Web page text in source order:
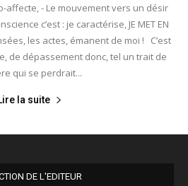
affecte, - Le mouvement vers un désir
c’est : je caractérise, JE MET EN
les actes, émanent de moi ! C’est
de dépassement donc, tel un trait de
qui se perdrait...
la suite
DE L'EDITEUR